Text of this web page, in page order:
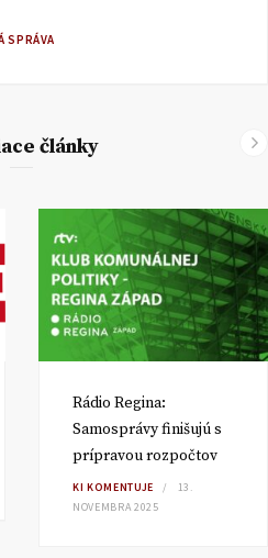
SPRÁVA
články
Rádio Regina:
Samosprávy finišujú s
prípravou rozpočtov
KI KOMENTUJE
13.
NOVEMBRA 2025